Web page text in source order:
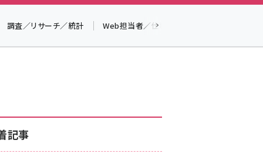
z世代 (1629)
調査／リサーチ／統計 Web担当者／仕事
記事